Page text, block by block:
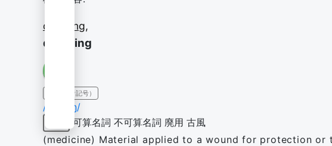
dressing,
dressing
IPA（発音記号）
/ˈdɹɛsɪŋ/
可算名詞 不可算名詞 廃用 古風
(medicine) Material applied to a wound for protection